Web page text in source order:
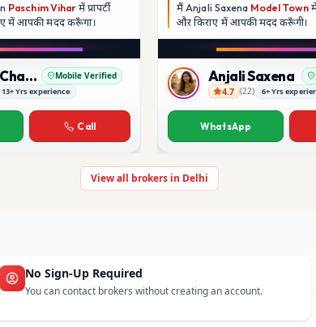
Paschim Vihar में प्रापर्टी
में आपकी मददकरूँगा।
Deepak Chauhan Mobile Verified
13+ Yrs experience
Call
मैंAnjali Saxena Model Townमें
और किराए में आपकी मददकरूँगी।
Anjali Saxena
Anjali Saxena
4.7 (22) 6+ Yrs
WhatsApp
View all brokers in Delhi
No Sign-Up Required
You can contact brokers without creating an account.